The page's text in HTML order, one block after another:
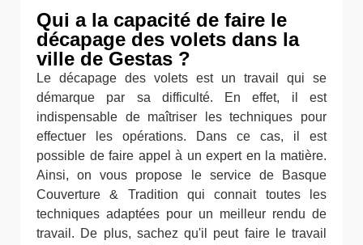
Qui a la capacité de faire le
décapage des volets dans la
ville de Gestas ?
Le décapage des volets est un travail qui se
démarque par sa difficulté. En effet, il est
indispensable de maîtriser les techniques pour
effectuer les opérations. Dans ce cas, il est
possible de faire appel à un expert en la matière.
Ainsi, on vous propose le service de Basque
Couverture & Tradition qui connait toutes les
techniques adaptées pour un meilleur rendu de
travail. De plus, sachez qu'il peut faire le travail